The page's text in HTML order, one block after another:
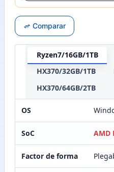
Comparar
Ryzen7/16GB/1TB
HX370/32GB/1TB
HX370/64GB/2TB
OS
SoC AMD
Factor de forma